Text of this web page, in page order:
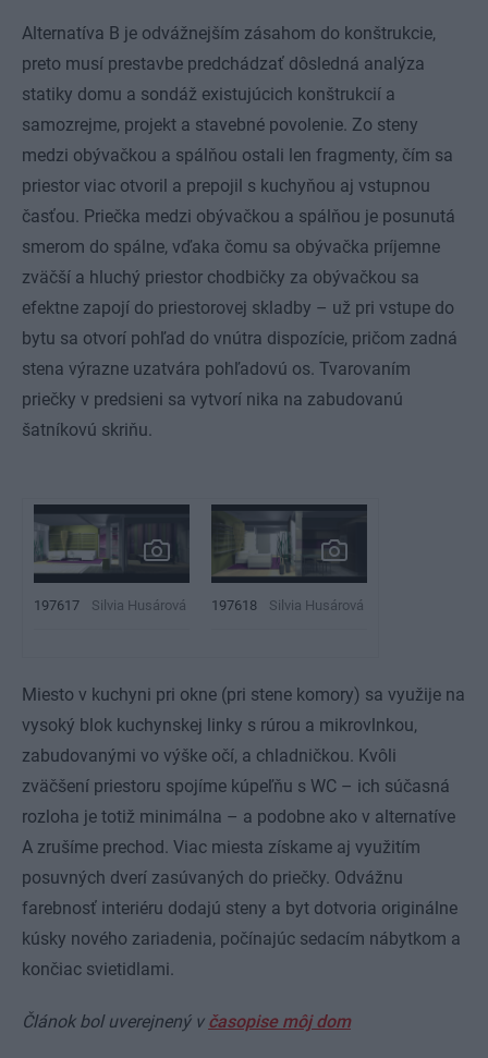
Alternatíva B je odvážnejším zásahom do konštrukcie,
preto musí prestavbe predchádzať dôsledná analýza
statiky domu a sondáž existujúcich konštrukcií a
samozrejme, projekt a stavebné povolenie. Zo steny
medzi obývačkou a spálňou ostali len fragmenty, čím sa
priestor viac otvoril a prepojil s kuchyňou aj vstupnou
časťou. Priečka medzi obývačkou a spálňou je posunutá
smerom do spálne, vďaka čomu sa obývačka príjemne
zväčší a hluchý priestor chodbičky za obývačkou sa
efektne zapojí do priestorovej skladby – už pri vstupe do
bytu sa otvorí pohľad do vnútra dispozície, pričom zadná
stena výrazne uzatvára pohľadovú os. Tvarovaním
priečky v predsieni sa vytvorí nika na zabudovanú
šatníkovú skriňu.
197617 Silvia Husárová 197618 Silvia Husárová
Miesto v kuchyni pri okne (pri stene komory) sa využije na
vysoký blok kuchynskej linky s rúrou a mikrovlnkou,
zabudovanými vo výške očí, a chladničkou. Kvôli
zväčšení priestoru spojíme kúpeľňu s WC – ich súčasná
rozloha je totiž minimálna – a podobne ako v alternatíve
A zrušíme prechod. Viac miesta získame aj využitím
posuvných dverí zasúvaných do priečky. Odvážnu
farebnosť interiéru dodajú steny a byt dotvoria originálne
kúsky nového zariadenia, počínajúc sedacím nábytkom a
končiac svietidlami.
Článok bol uverejnený v časopise môj dom